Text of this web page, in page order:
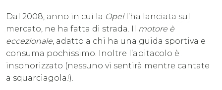
Dal 2008, anno in cui la Opell’ha lanciata sul
mercato, ne ha fatta di strada. Il motore è
eccezionale, adatto a chi ha una guida sportiva e
consuma pochissimo. Inoltre l’abitacolo è
insonorizzato (nessuno vi sentirà mentre cantate
a squarciagola!).